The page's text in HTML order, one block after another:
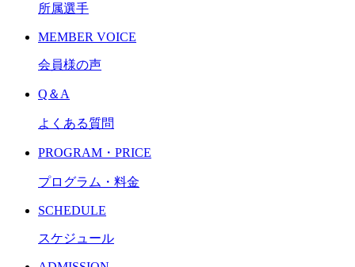
所属選手
MEMBER VOICE
会員様の声
Q＆A
よくある質問
PROGRAM・PRICE
プログラム・料金
SCHEDULE
スケジュール